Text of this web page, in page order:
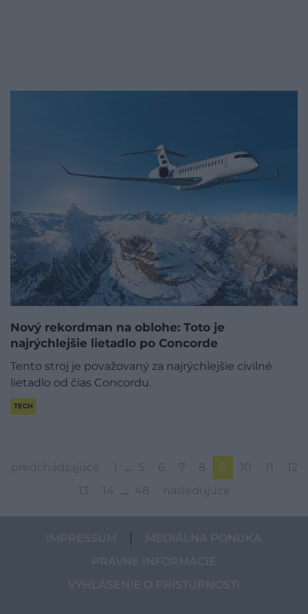
Nový rekordman na oblohe: Toto je
najrýchlejšie lietadlo po Concorde
Tento stroj je považovaný za najrýchlejšie civilné
lietadlo od čias Concordu.
TECH
predchádzajúce … 5 6 7 8 9 10
12
13
14 … 48 nasledujúce